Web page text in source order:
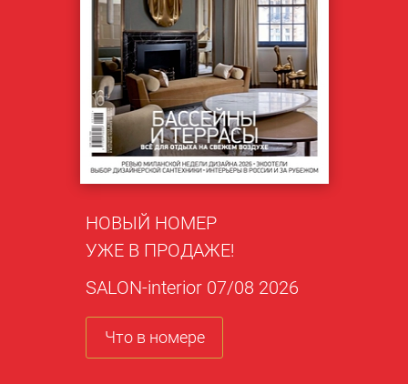
НОВЫЙ НОМЕР
УЖЕ В ПРОДАЖЕ!
SALON-interior 07/08 2026
Что в номере